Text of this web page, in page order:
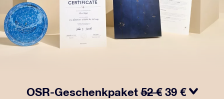
OSR-Geschenkpaket52 € 39 €